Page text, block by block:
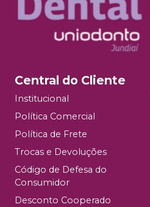
Central do Cliente
Institucional
Política Comercial
Política de Frete
Trocas e Devoluções
Código de Defesa do
Consumidor
Desconto Cooperado